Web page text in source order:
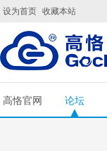
设为首页 收藏本站
高恪官网 论坛